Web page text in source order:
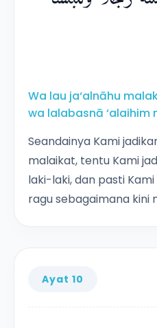
Wa lau ja‘alnāhu
wa lalabasnā ‘alaihim
Seandainya Kami
malaikat, tentu Kami
laki-laki, dan pasti
ragu sebagaimana kini
Ayat 10